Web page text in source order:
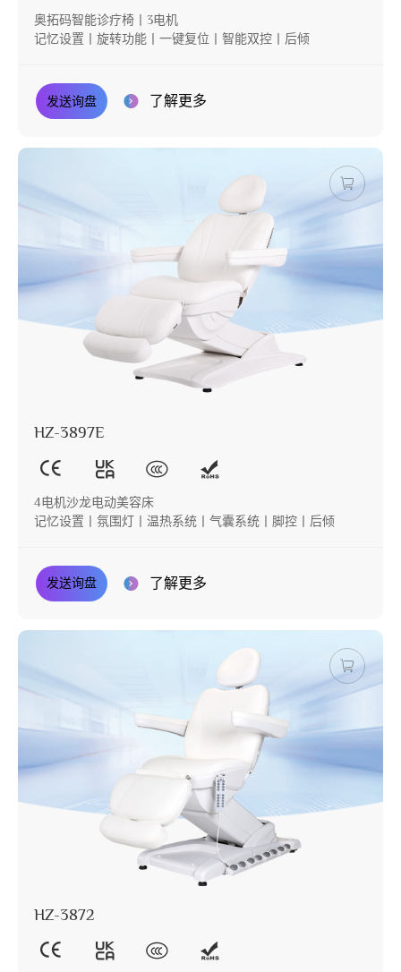
奥拓码智能诊疗椅丨3电机
记忆设置丨旋转功能丨一键复位丨智能双控丨后倾
发送询盘 了解更多
HZ-3897E
4电机沙龙电动美容床
记忆设置丨氛围灯丨温热系统丨气囊系统丨脚控丨后倾
发送询盘 了解更多
HZ-3872